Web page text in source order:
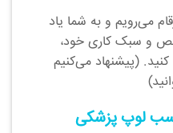
می‌رویم و به شما یاد
و سبک کاری خود،
(پیشنهاد می‌کنیم
لوپ پزشکی